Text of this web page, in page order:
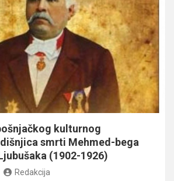
kulturnog
smrti Mehmed-bega
(1902-1926)
Redakcija